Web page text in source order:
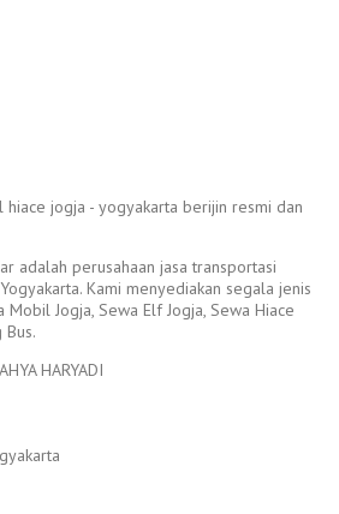
adalah perusahaan jasa transportasi
Kami menyediakan segala jenis
Jogja, Sewa Elf Jogja, Sewa Hiace
Bus.
HARYADI